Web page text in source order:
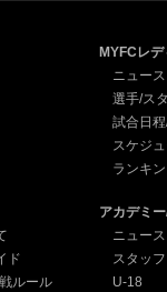
MYFCレデ
ニュース
選手/ス
試合日
スケジ
ランキ
ド
ルール
アカデミ
ニュース
スタッフ
U-18